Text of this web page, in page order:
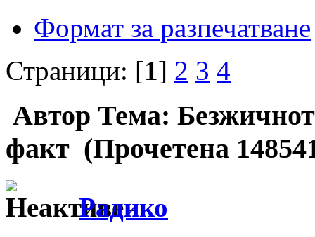
Формат за разпечатване
Страници: [1] 2 3 4
Автор Тема:
факт (Прочетена
Радико